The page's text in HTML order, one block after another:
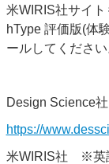
米WIRIS社サイ
hType 評価版(体
ールしてください
Design Science
https://
米WIRIS社 ※英